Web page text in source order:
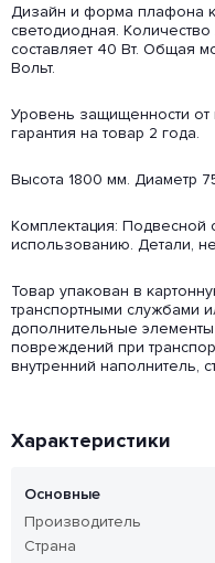
Дизайн и форма плафона
светодиодная.
составляет 40 Вт. Общая
Вольт.
Уровень защищенности от
гарантия на товар 2 года.
Высота 1800 мм. Диаметр
Комплектация: Подвесной
использованию. Детали,
Товар упакован в
транспортными службами
дополнительные
повреждений при
внутренний наполнитель,
Характеристики
Основные
Производитель
Страна